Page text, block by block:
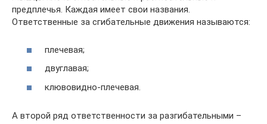
предплечья. Каждая имеет свои названия.
Ответственные за сгибательные движения называются:
плечевая;
двуглавая;
клювовидно-плечевая.
А второй ряд ответственности за разгибательными –